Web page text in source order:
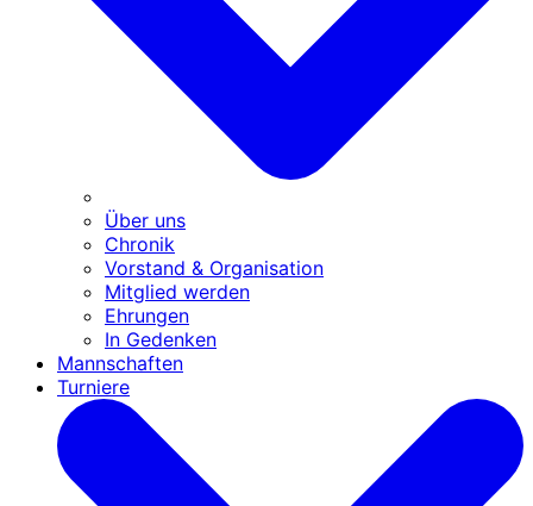
Über uns
Chronik
Vorstand & Organisation
Mitglied werden
Ehrungen
In Gedenken
Mannschaften
Turniere